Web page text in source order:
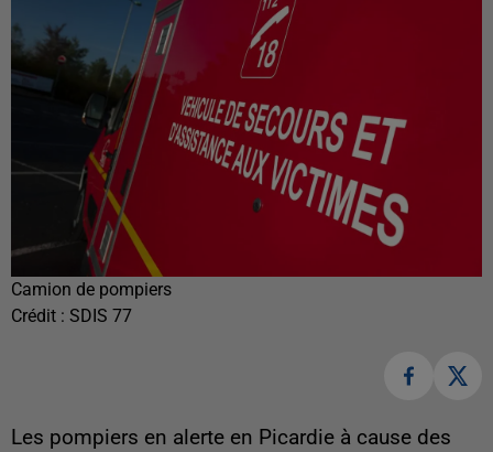
Camion de pompiers
Crédit : SDIS 77
Les pompiers en alerte en Picardie à cause des